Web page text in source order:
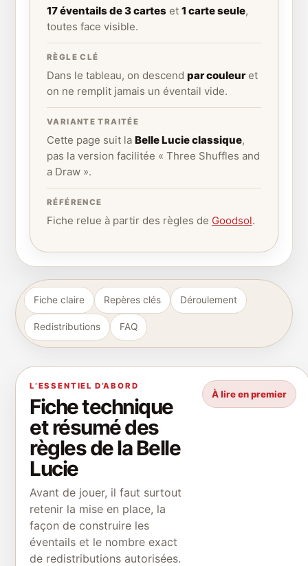
17 éventails de 3 cartes et 1 carte seule,
toutes face visible.
RÈGLE CLÉ
Dans le tableau, on descend par couleur et
on ne remplit jamais un éventail vide.
VARIANTE TRAITÉE
Cette page suit la Belle Lucie classique,
pas la version facilitée « Three Shuffles and
a Draw ».
RÉFÉRENCE
Fiche relue à partir des règles de Goodsol.
Fiche claire Repères clés Déroulement
Redistributions FAQ
L’ESSENTIEL D’ABORD
Fiche technique
et résumé des
règles de la Belle
Lucie
Avant de jouer, il faut surtout
retenir la mise en place, la
façon de construire les
éventails et le nombre exact
de redistributions autorisées.
À lire en premier